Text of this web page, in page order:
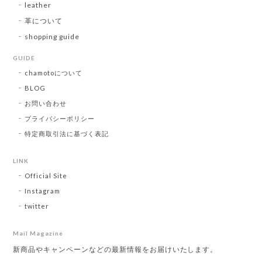
leather
革について
shopping guide
GUIDE
chamotoについて
BLOG
お問い合わせ
プライバシーポリシー
特定商取引法に基づく表記
LINK
Official Site
Instagram
twitter
Mail Magazine
新商品やキャンペーンなどの最新情報をお届けいたします。